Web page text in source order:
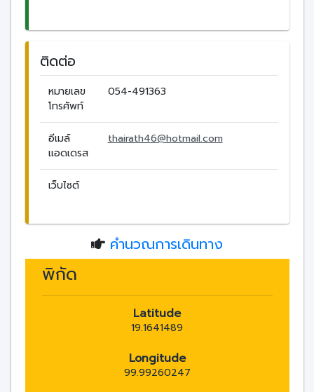
ติดต่อ
หมายเลข
โทรศัพท์
054-491363
อีเมล์
แอดเดรส
thairath46@hotmail.com
เว็บไซต์
คำนวณการเดินทาง
พิกัด
Latitude
19.1641489
Longitude
99.99260247